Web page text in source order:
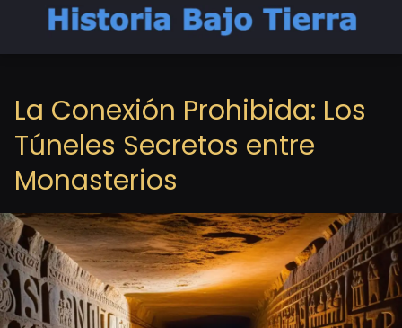
La Conexión Prohibida: Los
Túneles Secretos entre
Monasterios